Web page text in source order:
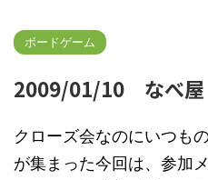
ボードゲーム
2009/01/10 なべ屋
クローズ会なのにいつも
が集まった今回は、参加